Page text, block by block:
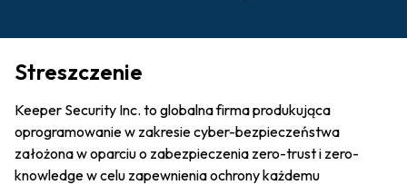
Streszczenie
Keeper Security Inc. to globalna firma produkująca
oprogramowanie w zakresie cyber-bezpieczeństwa
założona w oparciu o zabezpieczenia zero-trust i zero-
knowledge w celu zapewnienia ochrony każdemu